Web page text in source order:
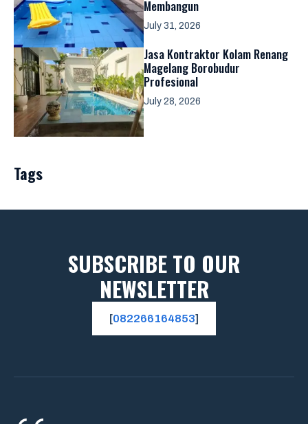
Membangun
July 31, 2026
Jasa Kontraktor Kolam Renang
Magelang Borobudur
Profesional
July 28, 2026
Tags
SUBSCRIBE TO OUR
NEWSLETTER
[082266164853]